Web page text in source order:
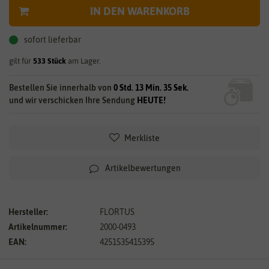
IN DEN WARENKORB
sofort lieferbar
gilt für 533 Stück am Lager.
Bestellen Sie innerhalb von 0 Std. 13 Min. 34 Sek.
und wir verschicken Ihre Sendung HEUTE!
Merkliste
Artikelbewertungen
Hersteller:
FLORTUS
Artikelnummer:
2000-0493
EAN:
4251535415395